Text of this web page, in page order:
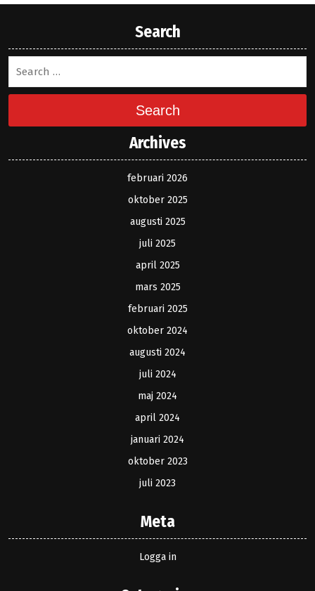
Search
Search
Archives
februari 2026
oktober 2025
augusti 2025
juli 2025
april 2025
mars 2025
februari 2025
oktober 2024
augusti 2024
juli 2024
maj 2024
april 2024
januari 2024
oktober 2023
juli 2023
Meta
Logga in